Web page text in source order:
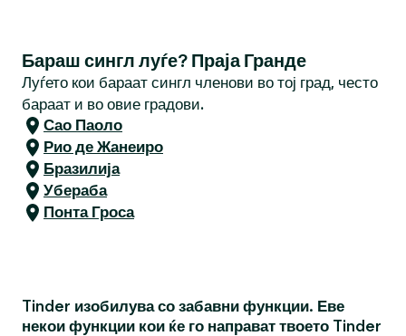
Бараш сингл луѓе? Праја Гранде
Луѓето кои бараат сингл членови во тој град, често
бараат и во овие градови.
Сао Паоло
Рио де Жанеиро
Бразилија
Убераба
Понта Гроса
Tinder изобилува со забавни функции. Еве
некои функции кои ќе го направат твоето Tinder